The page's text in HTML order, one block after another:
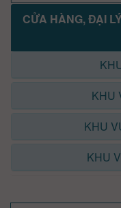
CỬA HÀNG, ĐẠI
KHU
KHU
KHU